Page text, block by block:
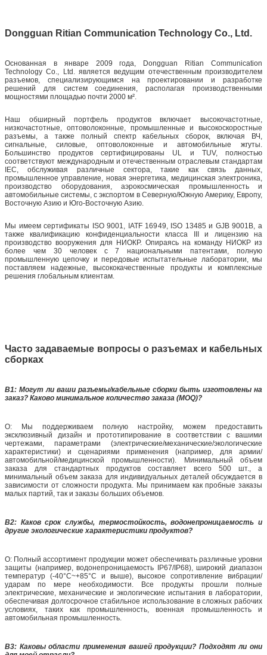
Dongguan Ritian Communication Technology Co., Ltd.
Основанная в январе 2009 года, Dongguan Ritian Communication
Technology Co., Ltd. является ведущим отечественным производителем
разъемов, специализирующимся на проектировании и разработке
решений для систем соединения, располагая производственными
мощностями площадью почти 2000 м².
Наш обширный портфель продуктов включает высокочастотные,
низкочастотные, оптоволоконные, промышленные и высокоскоростные
Большинство продуктов сертифицированы UL и TUV, полностью
соответствуют международным и отечественным отраслевым стандартам
IEC, обслуживая различные сектора, такие как связь данных,
автомобильные системы, с экспортом в Северную/Южную Америку, Европу,
Восточную Азию и Юго-Восточную Азию.
Мы имеем сертификаты ISO 9001, IATF 16949, ISO 13485 и GJB 9001B, а
также квалификацию конфиденциальности класса III и лицензию на
производство вооружения для НИОКР. Опираясь на команду НИОКР из
более чем 30 человек с 7 национальными патентами, полную